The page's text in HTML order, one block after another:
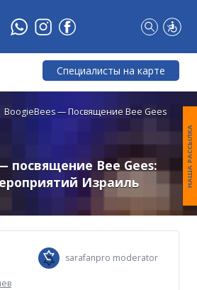
Специалисты на карте
BoogieBees — Посвящение Bee Gees
посвящение Bee Gees:
Израиль
sarafanpro moderator
НАША РАССЫЛКА